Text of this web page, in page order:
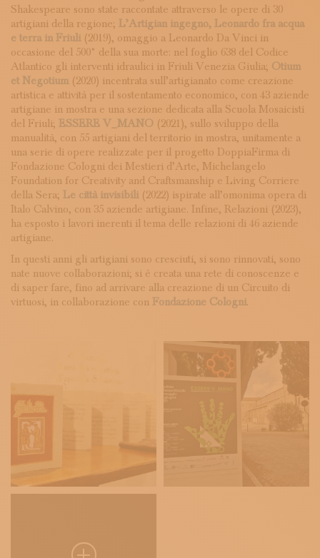
Shakespeare sono state raccontate attraverso le opere di 30
artigiani della regione; L’Artigian ingegno, Leonardo fra acqua
e terra in Friuli(2019), omaggio a Leonardo Da Vinci in
occasione del 500° della sua morte: nel foglio 638 del Codice
Atlantico gli interventi idraulici in Friuli Venezia Giulia; Otium
et Negotium(2020) incentrata sull’artigianato come creazione
artistica e attività per il sostentamento economico, con 43 aziende
artigiane in mostra e una sezione dedicata alla Scuola Mosaicisti
del Friuli; ESSERE V_MANO (2021), sullo sviluppo della
manualità, con 55 artigiani del territorio in mostra, unitamente a
una serie di opere realizzate per il progetto DoppiaFirma di
Fondazione Cologni dei Mestieri d’Arte, Michelangelo
Foundation for Creativity and Craftsmanship e Living Corriere
della Sera; Le città invisibili(2022) ispirate all’omonima opera di
Italo Calvino, con 35 aziende artigiane. Infine, Relazioni (2023),
ha esposto i lavori inerenti il tema delle relazioni di 46 aziende
artigiane.
In questi anni gli artigiani sono cresciuti, si sono rinnovati, sono
nate nuove collaborazioni; si è creata una rete di conoscenze e
di saper fare, fino ad arrivare alla creazione di un Circuito di
virtuosi, in collaborazione con Fondazione Cologni.